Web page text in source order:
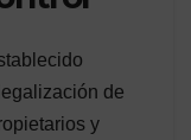
de
y